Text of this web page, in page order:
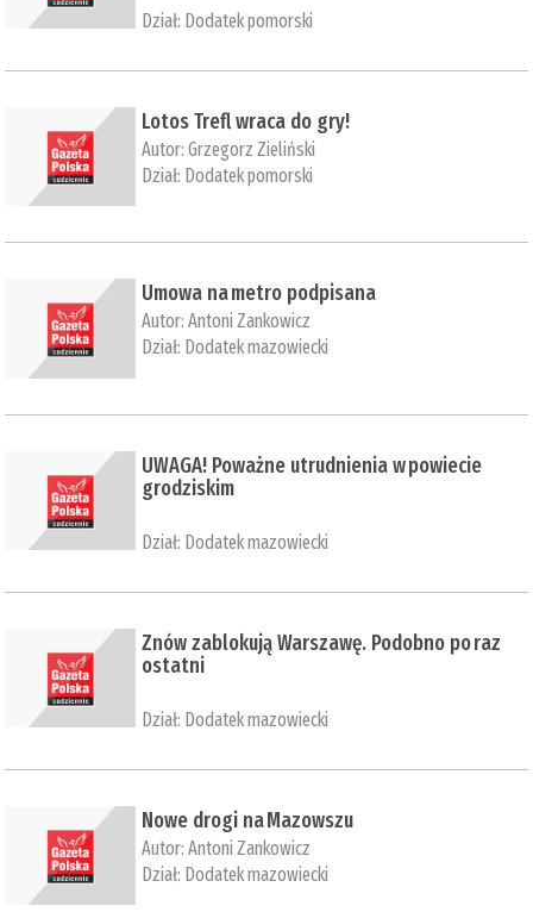
Dział: Dodatek pomorski
Lotos Trefl wraca do gry!
Autor:Grzegorz Zieliński
Dział: Dodatek pomorski
Umowa na metro podpisana
Autor:Antoni Zankowicz
Dział: Dodatek mazowiecki
UWAGA! Poważne utrudnienia w powiecie
grodziskim
Dział: Dodatek mazowiecki
Znów zablokują Warszawę. Podobno po raz
ostatni
Dział: Dodatek mazowiecki
Nowe drogi na Mazowszu
Autor:Antoni Zankowicz
Dział: Dodatek mazowiecki